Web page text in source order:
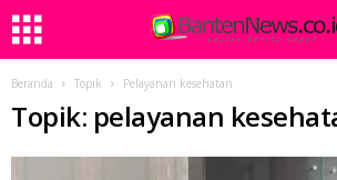
Beranda Topik Pelayanan kesehatan
Topik: pelayanan